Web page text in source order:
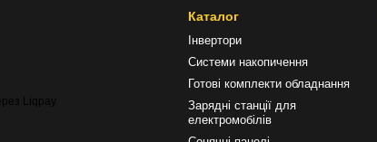
Каталог
Інвертори
Системи накопичення
Готові комплекти обладнання
Зарядні станції для
електромобілів